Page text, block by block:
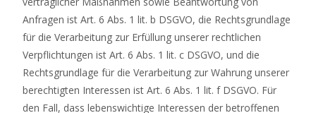
Anfragen ist Art. 6 Abs. 1 lit. b DSGVO, die Rechtsgrundlage
für die Verarbeitung zur Erfüllung unserer rechtlichen
Verpflichtungen ist Art. 6 Abs. 1 lit. c DSGVO, und die
Rechtsgrundlage für die Verarbeitung zur Wahrung unserer
berechtigten Interessen ist Art. 6 Abs. 1 lit. f DSGVO. Für
den Fall, dass lebenswichtige Interessen der betroffenen